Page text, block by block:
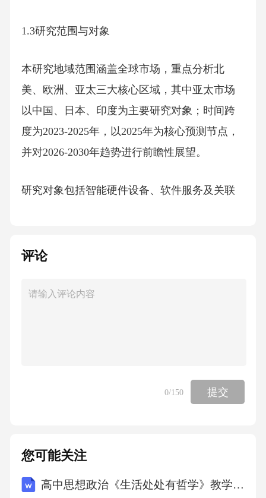
1.3研究范围与对象
本研究地域范围涵盖全球市场，重点分析北
美、欧洲、亚太三大核心区域，其中亚太市场
以中国、日本、印度为主要研究对象；时间跨
度为2023-2025年，以2025年为核心预测节点，
并对2026-2030年趋势进行前瞻性展望。
研究对象包括智能硬件设备、软件服务及关联
端包括语音助手、内容订阅（音乐、有声读
供应商（如高通、联发科）、云服务提供商
括：
-**文献研究法**：系统梳理国内外智能音箱行
评论
0/150 提交
您可能关注
高中思想政治《生活处处有哲学》教学实践